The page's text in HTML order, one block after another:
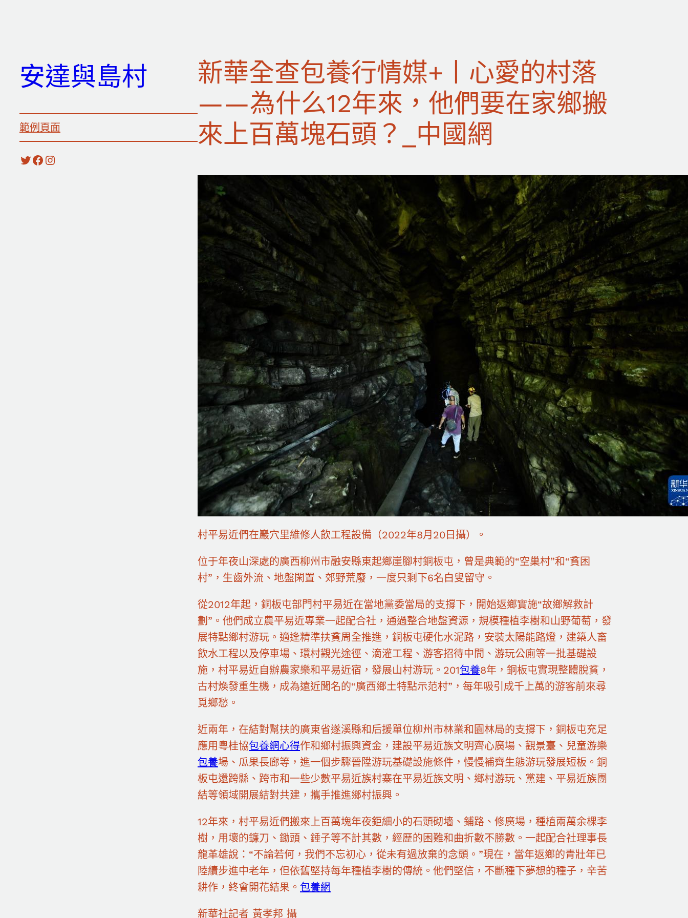
安達與島村
範例頁面
X Facebook Instagram
新華全查包養行情媒+丨心愛的村落
——為什么12年來，他們要在家鄉搬
來上百萬塊石頭？_中國網
村平易近們在巖穴里維修人飲工程設備（2022年8月20日攝）。
位于年夜山深處的廣西柳州市融安縣東起鄉崖腳村銅板屯，曾是典範的“空巢村”和“貧困
村”，生齒外流、地盤閑置、郊野荒廢，一度只剩下6名白叟留守。
從2012年起，銅板屯部門村平易近在當地黨委當局的支撐下，開始返鄉實施“故鄉解救計
劃”。他們成立農平易近專業一起配合社，通過整合地盤資源，規模種植李樹和山野葡萄，發
展特點鄉村游玩。適逢精準扶貧周全推進，銅板屯硬化水泥路，安裝太陽能路燈，建築人畜
飲水工程以及停車場、環村觀光途徑、滴灌工程、游客招待中間、游玩公廁等一批基礎設
施，村平易近自辦農家樂和平易近宿，發展山村游玩。201包養8年，銅板屯實現整體脫貧，
古村煥發重生機，成為遠近聞名的“廣西鄉土特點示范村”，每年吸引成千上萬的游客前來尋
覓鄉愁。
近兩年，在結對幫扶的廣東省遂溪縣和后援單位柳州市林業和園林局的支撐下，銅板屯充足
應用粵桂協包養網心得作和鄉村振興資金，建設平易近族文明齊心廣場、觀景臺、兒童游樂
包養場、瓜果長廊等，進一個步驟晉陞游玩基礎設施條件，慢慢補齊生態游玩發展短板。銅
板屯還跨縣、跨市和一些少數平易近族村寨在平易近族文明、鄉村游玩、黨建、平易近族團
結等領域開展結對共建，攜手推進鄉村振興。
12年來，村平易近們搬來上百萬塊年夜鉅細小的石頭砌墻、鋪路、修廣場，種植兩萬余棵李
樹，用壞的鐮刀、鋤頭、錘子等不計其數，經歷的困難和曲折數不勝數。一起配合社理事長
龍革雄說：“不論若何，我們不忘初心，從未有過放棄的念頭。”現在，當年返鄉的青壯年已
陸續步進中老年，但依舊堅持每年種植李樹的傳統。他們堅信，不斷種下夢想的種子，辛苦
耕作，終會開花結果。 包養網
新華社記者 黃孝邦 攝